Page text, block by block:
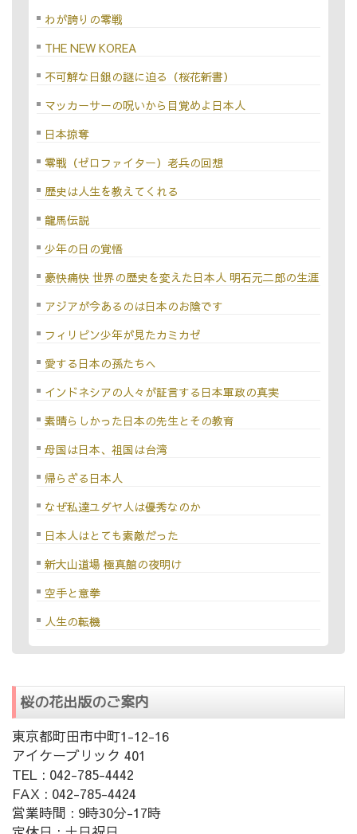
わが誇りの零戦
THE NEW KOREA
不可解な日銀の謎に迫る（桜花新書）
マッカーサーの呪いから目覚めよ日本人
日本掠奪
零戦（ゼロファイター）老兵の回想
歴史は人生を教えてくれる
龍馬伝説
少年の日の覚悟
豪快痛快 世界の歴史を変えた日本人 明石元二郎の生涯
アジアが今あるのは日本のお陰です
フィリピン少年が見たカミカゼ
愛する日本の孫たちへ
インドネシアの人々が証言する日本軍政の真実
素晴らしかった日本の先生とその教育
母国は日本、祖国は台湾
帰らざる日本人
なぜ私達ユダヤ人は優秀なのか
日本人はとても素敵だった
新大山道場 極真館の夜明け
空手と意拳
人生の転機
桜の花出版のご案内
東京都町田市中町1-12-16
アイケーブリック 401
TEL : 042-785-4442
FAX : 042-785-4424
営業時間 : 9時30分-17時